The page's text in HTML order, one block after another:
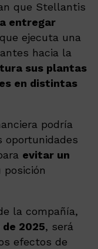
que Stellantis
entregar
ejecuta una
hacia la
sus plantas
en distintas
podría
oportunidades
evitar un
posición
la compañía,
2025, será
efectos de